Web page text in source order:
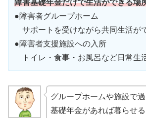
障害基礎年金だけで生活ができる場
●障害者グループホーム
サポートを受けながら共同生活が
●障害者支援施設への入所
トイレ・食事・お風呂など日常生
グループホームや施設で
基礎年金があれば暮らせる